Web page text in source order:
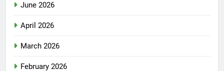
June 2026
April 2026
March 2026
February 2026